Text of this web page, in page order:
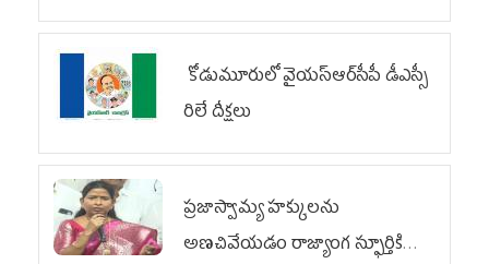
కోడుమూరులో వైయ‌స్ఆర్‌సీపీ డీఎస్సీ
రిలే దీక్షలు
ప్రజాస్వామ్య హక్కులను
అణచివేయడం రాజ్యాంగ స్ఫూర్తికి